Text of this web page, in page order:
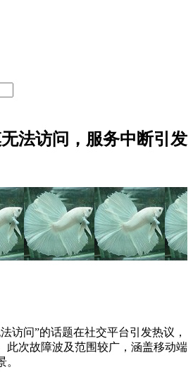
法访问，服务中断引发
访问”的话题在社交平台引发热议，
此次故障波及范围较广，涵盖移动端